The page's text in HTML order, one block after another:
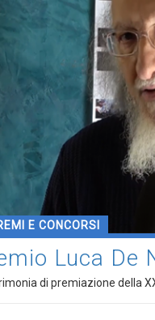
E CONCORSI
Luca De
di premiazione della